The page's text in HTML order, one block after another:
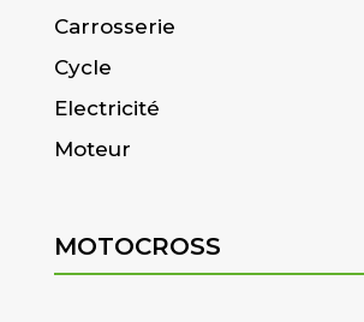
Carrosserie
Cycle
Electricité
Moteur
MOTOCROSS